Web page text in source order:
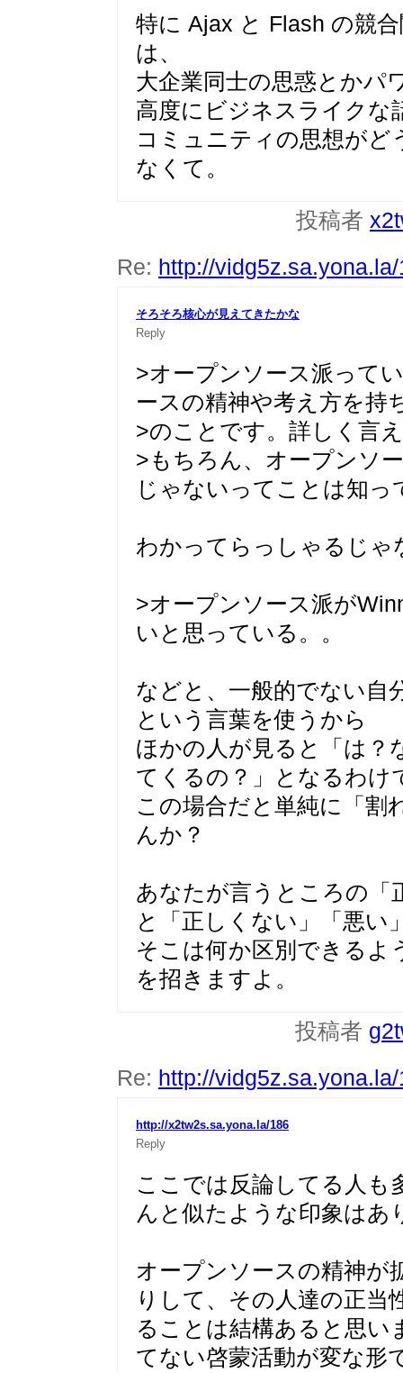
特に Ajax と Flash の競
は、
大企業同士の思惑とかパ
高度にビジネスライクな
コミュニティの思想が
なくて。
投稿者
Re: http://
そろそろ核心が見えてきたかな
Reply
>オープンソース派って
ースの精神や考え方を持
>のことです。詳しく言
>もちろん、オープンソ
じゃないってことは知っ
わかってらっしゃるじゃ
>オープンソース派が
いと思っている。。
などと、一般的でない自
という言葉を使うから
ほかの人が見ると「は？
てくるの？」となるわけ
この場合だと単純に「割
んか？
あなたが言うところの「
と「正しくない」「悪い
そこは何か区別できるよ
を招きますよ。
投稿者
Re: http://
http://x2tw2s.sa.yona.la/186
Reply
ここでは反論してる人も
んと似たような印象はあ
オープンソースの精神が
りして、その人達の正当
ることは結構あると思い
てない啓蒙活動が変な形